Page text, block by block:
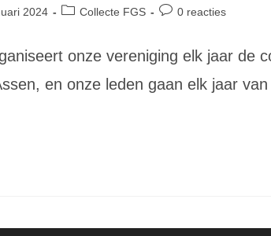
2024 Berichtcategorie:
Collecte FGS
Bericht0 reacties
onze vereniging elk jaar de
en onze leden gaan elk jaar